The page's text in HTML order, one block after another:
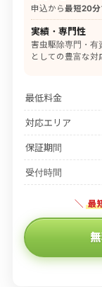
申込から最短20分
実績・専門性
害虫駆除専門・有
としての豊富な対
最低料金
対応エリア
保証期間
受付時間
＼ 最